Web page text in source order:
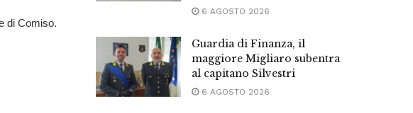
di Comiso.
6 AGOSTO 2026
Guardia di Finanza, il
maggiore Migliaro subentra
al capitano Silvestri
6 AGOSTO 2026